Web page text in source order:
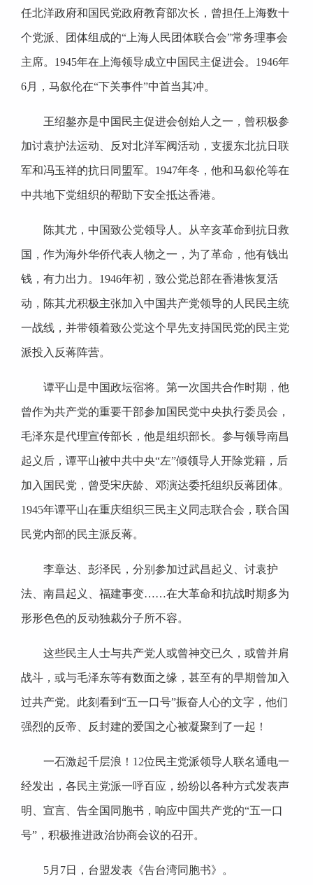
任北洋政府和国民党政府教育部次长，曾担任上海数十
个党派、团体组成的“上海人民团体联合会”常务理事会
主席。1945年在上海领导成立中国民主促进会。1946年
6月，马叙伦在“下关事件”中首当其冲。
王绍鏊亦是中国民主促进会创始人之一，曾积极参
加讨袁护法运动、反对北洋军阀活动，支援东北抗日联
军和冯玉祥的抗日同盟军。1947年冬，他和马叙伦等在
中共地下党组织的帮助下安全抵达香港。
陈其尤，中国致公党领导人。从辛亥革命到抗日救
国，作为海外华侨代表人物之一，为了革命，他有钱出
钱，有力出力。1946年初，致公党总部在香港恢复活
动，陈其尤积极主张加入中国共产党领导的人民民主统
一战线，并带领着致公党这个早先支持国民党的民主党
派投入反蒋阵营。
谭平山是中国政坛宿将。第一次国共合作时期，他
曾作为共产党的重要干部参加国民党中央执行委员会，
毛泽东是代理宣传部长，他是组织部长。参与领导南昌
起义后，谭平山被中共中央“左”倾领导人开除党籍，后
加入国民党，曾受宋庆龄、邓演达委托组织反蒋团体。
1945年谭平山在重庆组织三民主义同志联合会，联合国
民党内部的民主派反蒋。
李章达、彭泽民，分别参加过武昌起义、讨袁护
法、南昌起义、福建事变……在大革命和抗战时期多为
形形色色的反动独裁分子所不容。
这些民主人士与共产党人或曾神交已久，或曾并肩
战斗，或与毛泽东等有数面之缘，甚至有的早期曾加入
过共产党。此刻看到“五一口号”振奋人心的文字，他们
强烈的反帝、反封建的爱国之心被凝聚到了一起！
一石激起千层浪！12位民主党派领导人联名通电一
经发出，各民主党派一呼百应，纷纷以各种方式发表声
明、宣言、告全国同胞书，响应中国共产党的“五一口
号”，积极推进政治协商会议的召开。
5月7日，台盟发表《告台湾同胞书》。